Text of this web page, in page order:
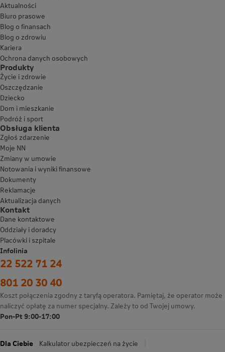
Aktualności
Biuro prasowe
Blog o finansach
Blog o zdrowiu
Kariera
Ochrona danych osobowych
Produkty
Życie i zdrowie
Oszczędzanie
Dziecko
Dom i mieszkanie
Podróż i sport
Obsługa klienta
Zgłoś zdarzenie
Moje NN
Zmiany w umowie
Notowania i wyniki finansowe
Dokumenty
Reklamacje
Aktualizacja danych
Kontakt
Dane kontaktowe
Oddziały i doradcy
Placówki i szpitale
Infolinia
22 522 71 24
801 20 30 40
Koszt połączenia zgodny z taryfą operatora. Pamiętaj, że operator może
naliczyć opłatę za numer specjalny. Zależy to od Twojej umowy.
Pon-Pt 9:00-17:00
Dla Ciebie
Kalkulator ubezpieczeń na życie